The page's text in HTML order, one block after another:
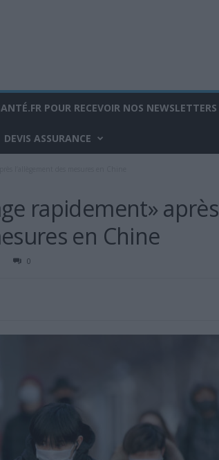
POUR RECEVOIR NOS NEWSLETTERS
DEVIS ASSURANCE
rapidement» après
en Chine
0